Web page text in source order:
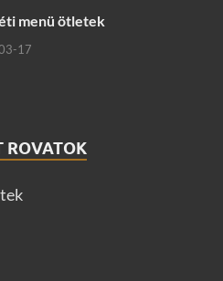
menü ötletek
17
ROVATOK